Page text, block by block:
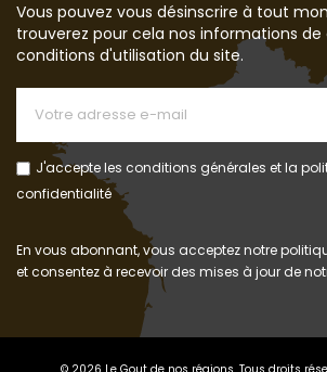
Vous pouvez vous désinscrire à tout
trouverez pour cela nos informations
conditions d'utilisation du site.
J'accepte les conditions générales et la
confidentialité
En vous abonnant, vous acceptez notre
et consentez à recevoir des mises à jour de